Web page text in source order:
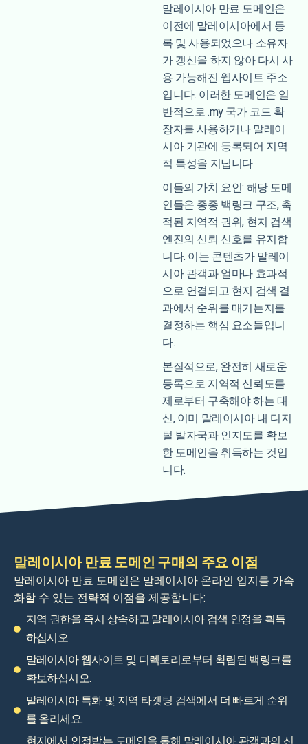
말레이시아 만료 도메인은
이전에 말레이시아에서 등
록 및 사용되었으나 소유자
가 갱신을 하지 않아 다시 사
용 가능해진 웹사이트 주소
입니다. 이러한 도메인은 일
반적으로 .my 국가 코드 확
장자를 사용하거나 말레이
시아 기관에 등록되어 지역
적 특성을 지닙니다.
이들의 가치 요인: 해당 도메
인들은 종종 백링크 구조, 축
적된 지역적 권위, 현지 검색
엔진의 신뢰 신호를 유지합
니다. 이는 콘텐츠가 말레이
시아 관객과 얼마나 효과적
으로 연결되고 현지 검색 결
과에서 순위를 매기는지를
결정하는 핵심 요소들입니
다.
본질적으로, 완전히 새로운
등록으로 지역적 신뢰도를
제로부터 구축해야 하는 대
신, 이미 말레이시아 내 디지
털 발자국과 인지도를 확보
한 도메인을 취득하는 것입
니다.
말레이시아 만료 도메인 구매의 주요 이점
말레이시아 만료 도메인은 말레이시아 온라인 입지를 가속
화할 수 있는 전략적 이점을 제공합니다:
지역 권한을 즉시 상속하고 말레이시아 검색 인정을 획득
하십시오.
말레이시아 웹사이트 및 디렉토리로부터 확립된 백링크를
확보하십시오.
말레이시아 특화 및 지역 타겟팅 검색에서 더 빠르게 순위
를 올리세요.